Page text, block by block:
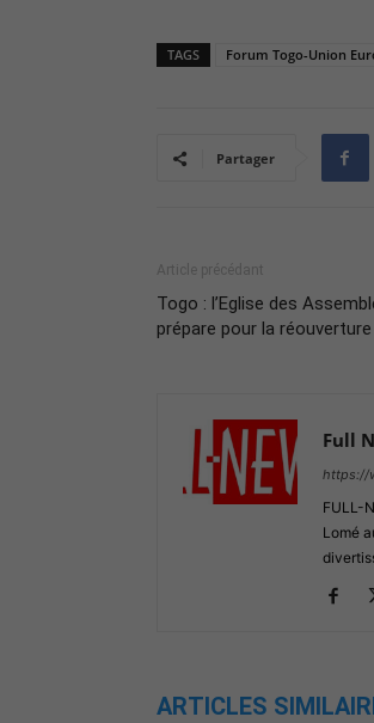
TAGS Forum Togo-Union
Partager
Article précédant
Togo : l’Eglise des
prépare pour la
Full
https://
FULL-
Lomé
ARTICLES